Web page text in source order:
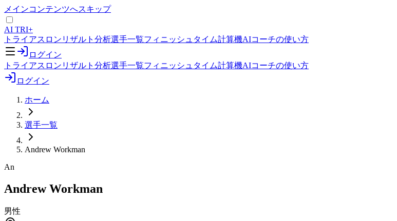
メインコンテンツへスキップ
AI TRI+
トライアスロンリザルト分析選手一覧フィニッシュタイム計算機AIコーチの使い方
ログイン
トライアスロンリザルト分析選手一覧フィニッシュタイム計算機AIコーチの使い方
ログイン
ホーム
選手一覧
Andrew Workman
An
Andrew Workman
男性